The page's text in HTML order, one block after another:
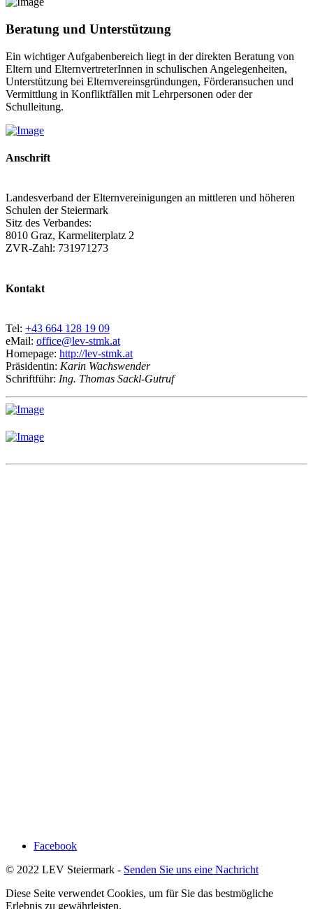
Beratung und Unterstützung
Ein wichtiger Aufgabenbereich liegt in der direkten Beratung von
Eltern und ElternvertreterInnen in schulischen Angelegenheiten,
Unterstützung bei Elternvereinsgründungen, Förderansuchen und
Vermittlung in Konfliktfällen mit Lehrpersonen oder der
Schulleitung.
Anschrift
Landesverband der Elternvereinigungen an mittleren und höheren
Schulen der Steiermark
Sitz des Verbandes:
8010 Graz, Karmeliterplatz 2
ZVR-Zahl: 731971273
Kontakt
Tel: +43 664 128 19 09
eMail: office@lev-stmk.at
Homepage: http://lev-stmk.at
Präsidentin: Karin Wachswender
Schriftführ: Ing. Thomas Sackl-Gutruf
Facebook
© 2022 LEV Steiermark - Senden Sie uns eine Nachricht
Diese Seite verwendet Cookies, um für Sie das bestmögliche
Erlebnis zu gewährleisten.